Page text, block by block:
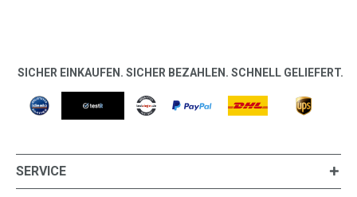
SICHER EINKAUFEN. SICHER BEZAHLEN. SCHNELL GELIEFERT.
SERVICE